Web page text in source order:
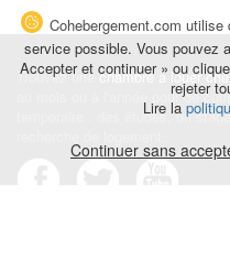
Trouvez unechambre à louer
au mois ou à l'année pour de
temporaire : des études, un
Cohebergement.com
service possible. Vous pouvez
Accepter et continuer » ou
rejeter
Lire la
Continuer sans